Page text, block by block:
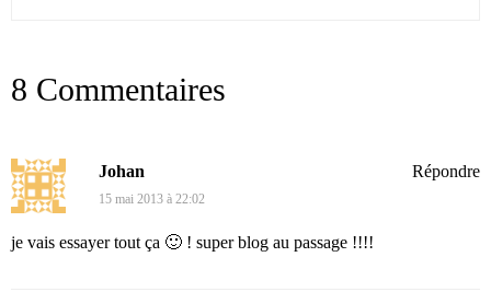
8 Commentaires
Johan
15 mai 2013 à 22:02
je vais essayer tout ça 🙂 ! super blog au passage !!!!
Répondre